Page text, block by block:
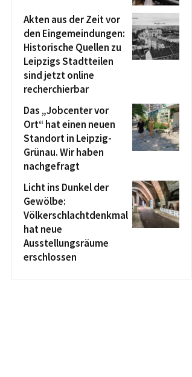
Akten aus der Zeit vor
den Eingemeindungen:
Historische Quellen zu
Leipzigs Stadtteilen
sind jetzt online
recherchierbar
Das „Jobcenter vor
Ort“ hat einen neuen
Standort in Leipzig-
Grünau. Wir haben
nachgefragt
Licht ins Dunkel der
Gewölbe:
Völkerschlachtdenkmal
hat neue
Ausstellungsräume
erschlossen